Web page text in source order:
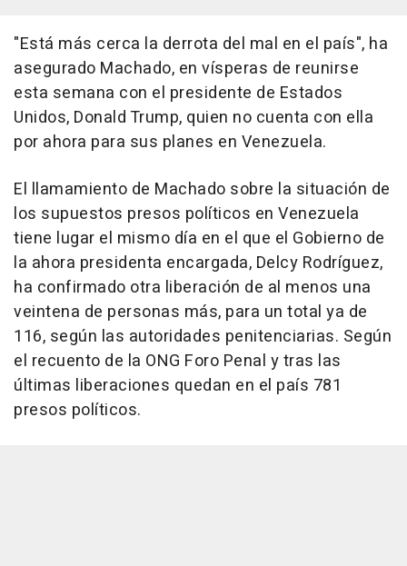
"Está más cerca la derrota del mal en el país", ha
asegurado Machado, en vísperas de reunirse
esta semana con el presidente de Estados
Unidos, Donald Trump, quien no cuenta con ella
por ahora para sus planes en Venezuela.
El llamamiento de Machado sobre la situación de
los supuestos presos políticos en Venezuela
tiene lugar el mismo día en el que el Gobierno de
la ahora presidenta encargada, Delcy Rodríguez,
ha confirmado otra liberación de al menos una
veintena de personas más, para un total ya de
116, según las autoridades penitenciarias. Según
el recuento de la ONG Foro Penal y tras las
últimas liberaciones quedan en el país 781
presos políticos.